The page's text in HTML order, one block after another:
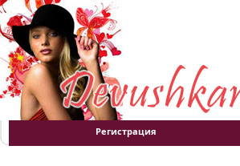
Регистрация